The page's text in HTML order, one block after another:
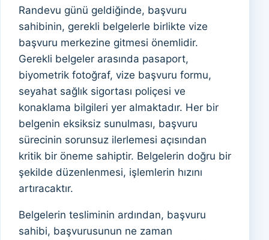
Randevu günü geldiğinde, başvuru
sahibinin, gerekli belgelerle birlikte vize
başvuru merkezine gitmesi önemlidir.
Gerekli belgeler arasında pasaport,
biyometrik fotoğraf, vize başvuru formu,
seyahat sağlık sigortası poliçesi ve
konaklama bilgileri yer almaktadır. Her bir
belgenin eksiksiz sunulması, başvuru
sürecinin sorunsuz ilerlemesi açısından
kritik bir öneme sahiptir. Belgelerin doğru bir
şekilde düzenlenmesi, işlemlerin hızını
artıracaktır.
Belgelerin tesliminin ardından, başvuru
sahibi, başvurusunun ne zaman